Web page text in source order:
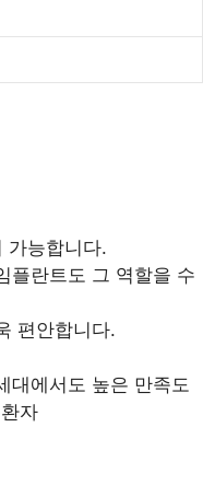
가능합니다.
플란트도 그 역할을 수
편안합니다.
대에서도 높은 만족도
자